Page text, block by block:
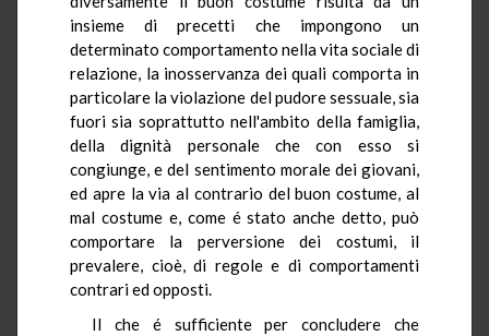
insieme di precetti che impongono un
determinato comportamento nella vita sociale di
relazione, la inosservanza dei quali comporta in
particolare la violazione del pudore sessuale, sia
fuori sia soprattutto nell'ambito della famiglia,
della dignità personale che con esso si
congiunge, e del sentimento morale dei giovani,
ed apre la via al contrario del buon costume, al
mal costume e, come é stato anche detto, può
comportare la perversione dei costumi, il
prevalere, cioè, di regole e di comportamenti
contrari ed opposti.
Il che é sufficiente per concludere che